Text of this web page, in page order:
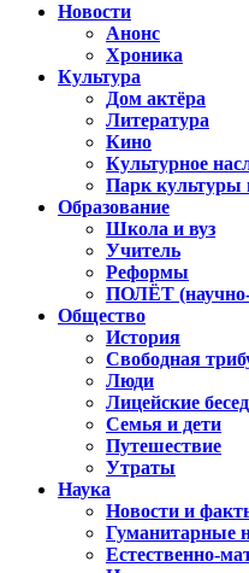
Новости
Анонс
Хроника
Культура
Дом актёра
Литература
Кино
Культурное
Парк культуры
Образование
Школа и вуз
Учитель
Реформы
ПОЛЁТ (научно-
Общество
История
Свободная
Люди
Лицейские
Семья и дети
Путешествие
Утраты
Наука
Новости и
Гуманитарные
Естественно-